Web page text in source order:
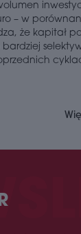
– w
że ​​kapitał